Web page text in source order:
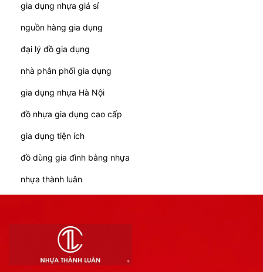
gia dụng nhựa giá sỉ
nguồn hàng gia dụng
đại lý đồ gia dụng
nhà phân phối gia dụng
gia dụng nhựa Hà Nội
đồ nhựa gia dụng cao cấp
gia dụng tiện ích
đồ dùng gia đình bằng nhựa
nhựa thành luân